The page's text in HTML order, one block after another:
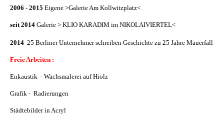
2006 - 2015 Eigene >Galerie Am Kollwitzplatz<
seit 2014 Galerie > KLIO KARADIM im NIKOLAIVIERTEL<
2014 25 Berliner Unternehmer schreiben Geschichte zu 25 Jahre Mauerfall
Freie Arbeiten :
Enkaustik - Wachsmalerei auf Hiolz
Grafik - Radierungen
Städtebilder in Acryl